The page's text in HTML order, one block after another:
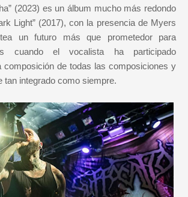
(2023) es un álbum mucho más redondo
Light” (2017), con la presencia de Myers
un futuro más que prometedor para
cuando el vocalista ha participado
composición de todas las composiciones y
tan integrado como siempre.